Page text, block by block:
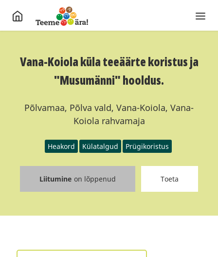
Vana-Koiola küla teeäärte koristus ja
"Musumänni" hooldus.
Põlvamaa, Põlva vald, Vana-Koiola, Vana-
Koiola rahvamaja
Heakord Külatalgud Prügikoristus
Liitumine on lõppenud Toeta